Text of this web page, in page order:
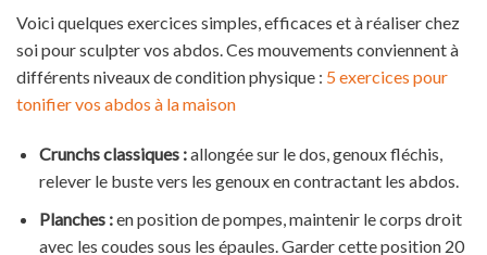
Voici quelques exercices simples, efficaces et à réaliser chez
soi pour sculpter vos abdos. Ces mouvements conviennent à
différents niveaux de condition physique : 5 exercices pour
tonifier vos abdos à la maison
Crunchs classiques :allongée sur le dos, genoux fléchis,
relever le buste vers les genoux en contractant les abdos.
Planches :en position de pompes, maintenir le corps droit
avec les coudes sous les épaules. Garder cette position 20